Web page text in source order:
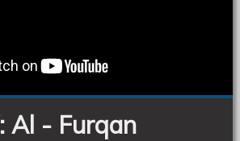
Al - Furqan